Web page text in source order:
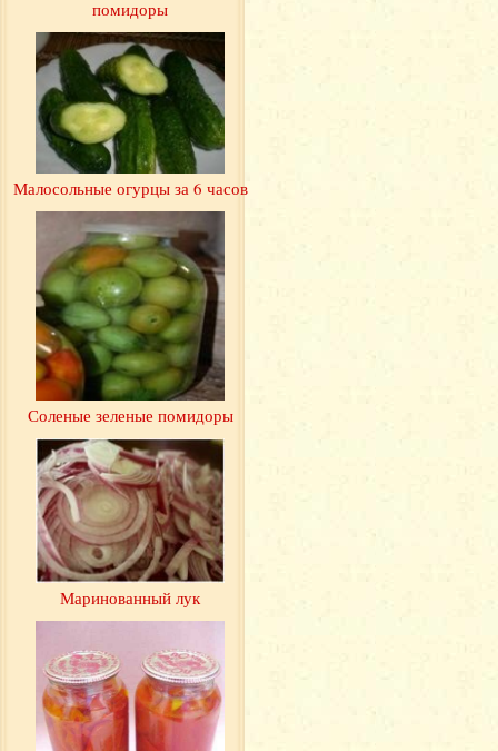
помидоры
Малосольные огурцы за 6 часов
Соленые зеленые помидоры
Маринованный лук